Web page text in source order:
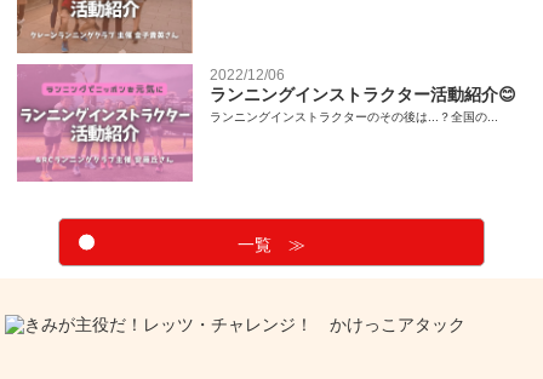
2022/12/06
ランニングインストラクター活動紹介😊
ランニングインストラクターのその後は...？全国の...
一覧 ≫